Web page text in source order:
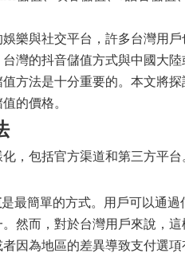
樂與社交平台，許多台灣用
灣的抖音儲值方式與中國大
方法是十分重要的。本文將探
的價格。
，包括官方渠道和第三方平台
是最簡單的方式。用戶可以通
然而，對於台灣用戶來說，
因為地區的差異導致支付選項